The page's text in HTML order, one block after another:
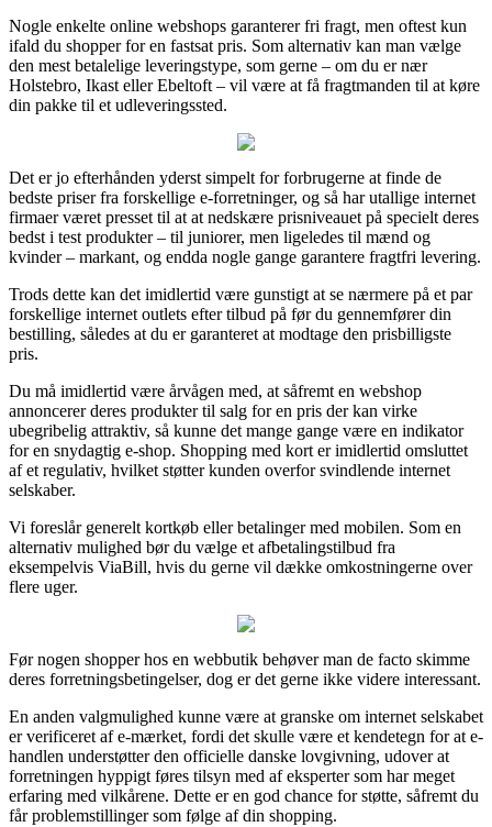
Nogle enkelte online webshops garanterer fri fragt, men oftest kun
ifald du shopper for en fastsat pris. Som alternativ kan man vælge
den mest betalelige leveringstype, som gerne – om du er nær
Holstebro, Ikast eller Ebeltoft – vil være at få fragtmanden til at køre
din pakke til et udleveringssted.
Det er jo efterhånden yderst simpelt for forbrugerne at finde de
bedste priser fra forskellige e-forretninger, og så har utallige internet
firmaer været presset til at at nedskære prisniveauet på specielt deres
bedst i test produkter – til juniorer, men ligeledes til mænd og
kvinder – markant, og endda nogle gange garantere fragtfri levering.
Trods dette kan det imidlertid være gunstigt at se nærmere på et par
forskellige internet outlets efter tilbud på før du gennemfører din
bestilling, således at du er garanteret at modtage den prisbilligste
pris.
Du må imidlertid være årvågen med, at såfremt en webshop
annoncerer deres produkter til salg for en pris der kan virke
ubegribelig attraktiv, så kunne det mange gange være en indikator
for en snydagtig e-shop. Shopping med kort er imidlertid omsluttet
af et regulativ, hvilket støtter kunden overfor svindlende internet
selskaber.
Vi foreslår generelt kortkøb eller betalinger med mobilen. Som en
alternativ mulighed bør du vælge et afbetalingstilbud fra
eksempelvis ViaBill, hvis du gerne vil dække omkostningerne over
flere uger.
Før nogen shopper hos en webbutik behøver man de facto skimme
deres forretningsbetingelser, dog er det gerne ikke videre interessant.
En anden valgmulighed kunne være at granske om internet selskabet
er verificeret af e-mærket, fordi det skulle være et kendetegn for at e-
handlen understøtter den officielle danske lovgivning, udover at
forretningen hyppigt føres tilsyn med af eksperter som har meget
erfaring med vilkårene. Dette er en god chance for støtte, såfremt du
får problemstillinger som følge af din shopping.